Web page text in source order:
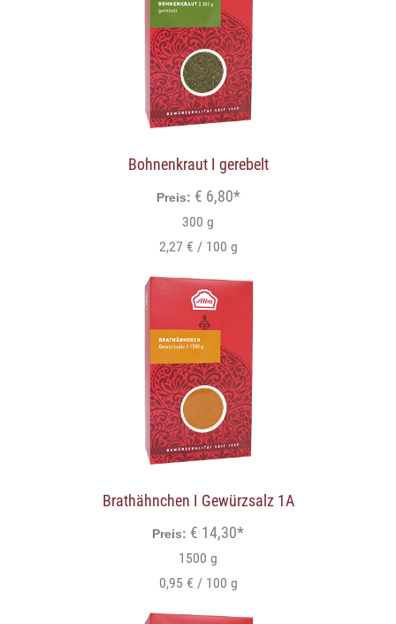
Bohnenkraut I gerebelt
Preis: € 6,80*
300 g
2,27 € / 100 g
Brathähnchen I Gewürzsalz 1A
Preis: € 14,30*
1500 g
0,95 € / 100 g